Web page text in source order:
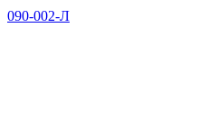
090-002-Л